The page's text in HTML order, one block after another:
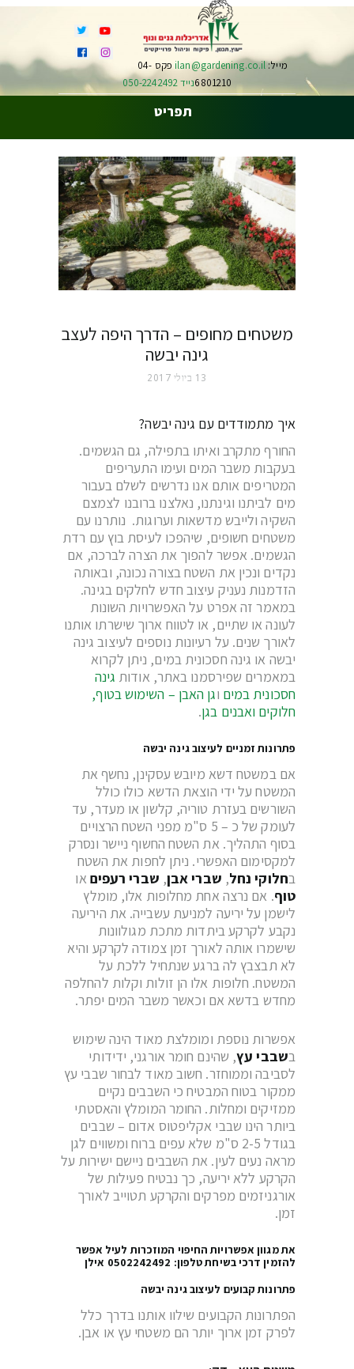
מייל:ilan@gardening.co.il
פקס 04-
6801210נייד 050-2242492
תפריט
משטחים מחופים – הדרך היפה לעצב
גינה יבשה
13 ביולי 2017
איך מתמודדים עם גינה יבשה?
החורף מתקרב ואיתו בתפילה, גם הגשמים.
בעקבות משבר המים ועימו התעריפים
המטריפים אותם אנו נדרשים לשלם בעבור
מים לביתנו וגינתנו, נאלצנו ברובנו לצמצם
השקיה ולייבש מדשאות וערוגות. נותרנו עם
משטחים חשופים, שיהפכו לעיסת בוץ עם רדת
הגשמים. אפשר להפוך את הצרה לברכה, אם
נקדים ונכין את השטח בצורה נכונה, ובאותה
הזדמנות נעניק עיצוב חדש לחלקים בגינה.
במאמר זה אפרט על האפשרויות השונות
לעונה או שתיים, או לטווח ארוך שישרתו אותנו
לאורך שנים. על רעיונות נוספים לעיצוב גינה
יבשה או גינה חסכונית במים, ניתן לקרוא
במאמרים שפירסמנו באתר, אודות גינה
חסכונית במים וגן האבן – השימוש בטוף,
חלוקים ואבנים בגן.
פתרונות זמניים לעיצוב גינה יבשה
אם במשטח דשא מיובש עסקינן, נחשף את
המשטח על ידי הוצאת הדשא כולו כולל
השורשים בעזרת טוריה, קלשון או מעדר, עד
לעומק של כ – 5 ס"מ מפני השטח הרצויים
בסוף התהליך. את השטח החשוף ניישר ונסרק
למקסימום האפשרי. ניתן לחפות את השטח
בחלוקי נחל, שברי אבן, שברי רעפים או
טוף. אם נרצה אחת מחלופות אלו, מומלץ
לישמן על יריעה למניעת עשבייה. את היריעה
נקבע לקרקע ביתדות מתכת מגולוונות
שישמרו אותה לאורך זמן צמודה לקרקע והיא
לא תבצבץ לה ברגע שנתחיל ללכת על
המשטח. חלופות אלו הן זולות וקלות להחלפה
מחדש בדשא אם וכאשר משבר המים יפתר.
אפשרות נוספת ומומלצת מאוד הינה שימוש
בשבבי עץ, שהינם חומר אורגני, ידידותי
לסביבה וממוחזר. חשוב מאוד לבחור שבבי עץ
ממקור בטוח המבטיח כי השבבים נקיים
ממזיקים ומחלות. החומר המומלץ והאסטתי
ביותר הינו שבבי אקליפטוס אדום – שבבים
בגודל 2-5 ס"מ שלא עפים ברוח ומשווים לגן
מראה נעים לעין. את השבבים ניישם ישירות על
הקרקע ללא יריעה, כך נבטיח פעילות של
אורגניזמים מפרקים והקרקע תטוייב לאורך
זמן.
את מגוון אפשרויות החיפוי המוזכרות לעיל אפשר
להזמין דרכי בשיחת טלפון: 0502242492 אילן
פתרונות קבועים לעיצוב גינה יבשה
הפתרונות הקבועים שילוו אותנו בדרך כלל
לפרק זמן ארוך יותר הם משטחי עץ או אבן.